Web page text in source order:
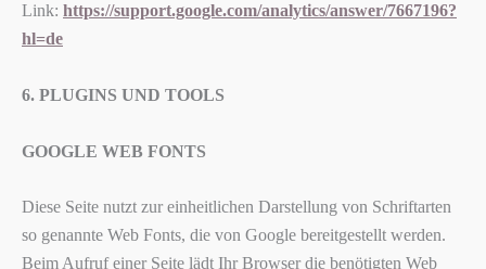
Link: https://support.google.com/analytics/answer/7667196?
hl=de
6. PLUGINS UND TOOLS
GOOGLE WEB FONTS
Diese Seite nutzt zur einheitlichen Darstellung von Schriftarten
so genannte Web Fonts, die von Google bereitgestellt werden.
Beim Aufruf einer Seite lädt Ihr Browser die benötigten Web